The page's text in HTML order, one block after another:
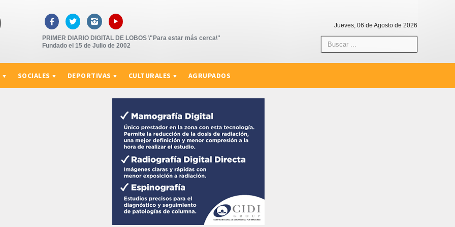
   ▸
PRIMER DIARIO DIGITAL DE LOBOS \"Para estar más cerca\"
Fundado el 15 de Julio de 2002
Jueves, 06 de Agosto de 2026
SOCIALES DEPORTIVAS CULTURALES AGRUPADOS